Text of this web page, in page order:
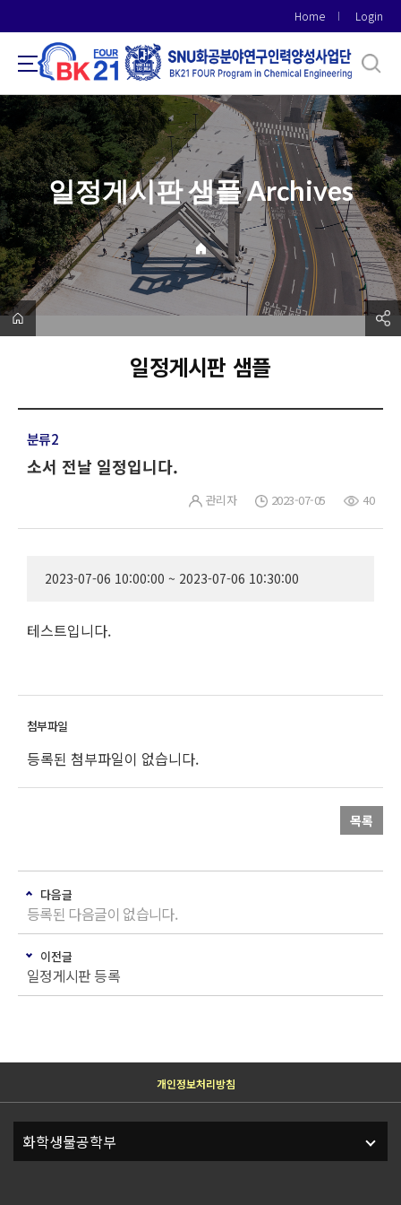
로
메
뉴
Home Login
일정게시판 샘플 Archives
일정게시판 샘플
분류2
소서 전날 일정입니다.
관리자 2023-07-05 40
2023-07-06 10:00:00 ~ 2023-07-06 10:30:00
테스트입니다.
등록된 첨부파일이 없습니다.
목록
다음글
등록된 다음글이 없습니다.
이전글
일정게시판 등록
개인정보처리방침